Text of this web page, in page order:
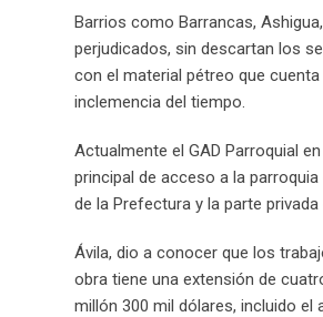
Barrios como Barrancas,
perjudicados, sin descartan los
con el material pétreo que
inclemencia del tiempo.
Actualmente el GAD Parroquial
principal de acceso a la
de la Prefectura y la parte privada
Ávila, dio a conocer que los
obra tiene una extensión de
millón 300 mil dólares, incluido